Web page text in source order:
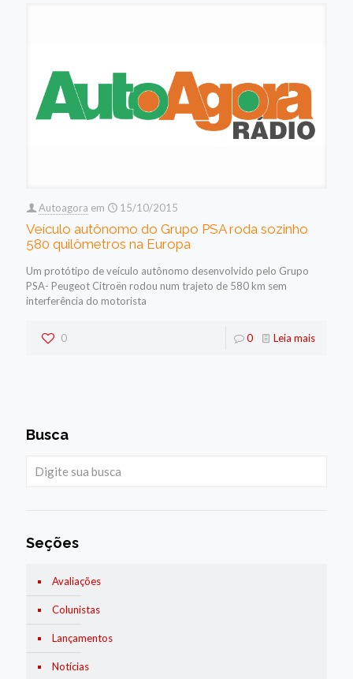
Autoagora em 15/10/2015
Veículo autônomo do Grupo PSA roda sozinho
580 quilômetros na Europa
Um protótipo de veículo autônomo desenvolvido pelo Grupo
PSA- Peugeot Citroën rodou num trajeto de 580 km sem
interferência do motorista
0 0 Leia mais
Busca
Seções
Avaliações
Colunistas
Lançamentos
Notícias